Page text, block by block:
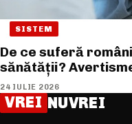
SISTEM
De ce suferă
sănătății?
24 IULIE 2026
VREI NUVREI